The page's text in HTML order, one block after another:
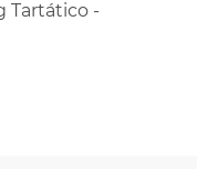
Tartático -